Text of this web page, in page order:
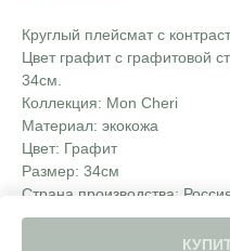
Круглый плейсмат с
Цвет графит с графитовой
34см.
Коллекция: Mon Cheri
Материал: экокожа
Цвет: Графит
Размер: 34см
Страна производства:
Коллекция: Экокожа